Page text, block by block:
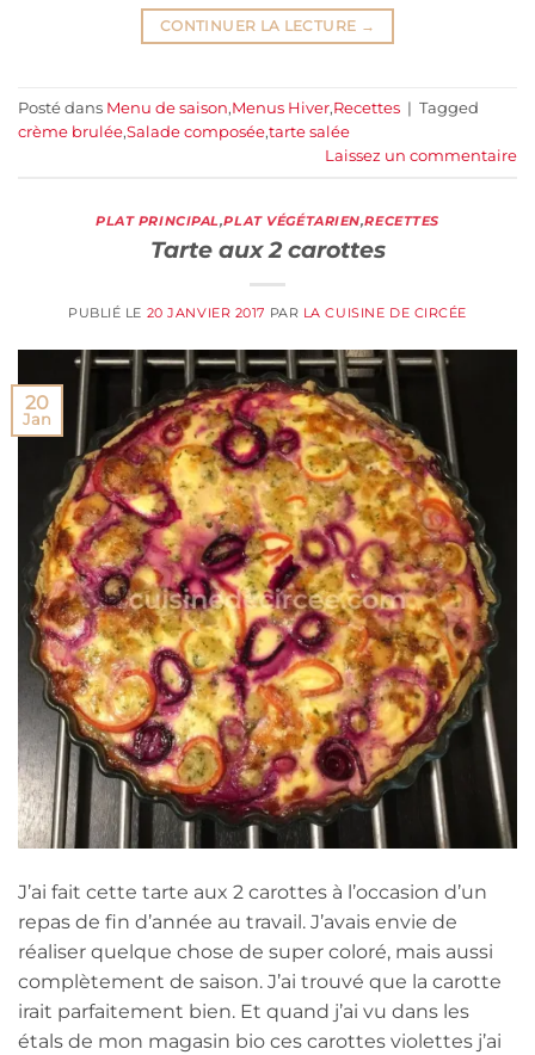
CONTINUER LA LECTURE →
Posté dans Menu de saison,Menus Hiver,Recettes | Tagged
crème brulée,Salade composée,tarte salée
Laissez un commentaire
PLAT PRINCIPAL,PLAT VÉGÉTARIEN,RECETTES
Tarte aux 2 carottes
PUBLIÉ LE 20 JANVIER 2017 PAR LA CUISINE DE CIRCÉE
20
Jan
J’ai fait cette tarte aux 2 carottes à l’occasion d’un
repas de fin d’année au travail. J’avais envie de
réaliser quelque chose de super coloré, mais aussi
complètement de saison. J’ai trouvé que la carotte
irait parfaitement bien. Et quand j’ai vu dans les
étals de mon magasin bio ces carottes violettes j’ai